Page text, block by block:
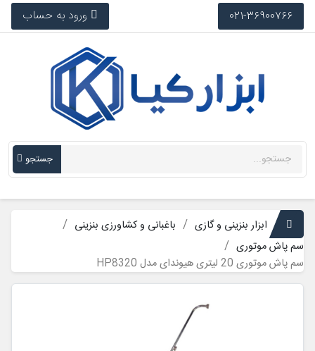
021-36900766 ورود به حساب
جستجو
ابزار بنزینی و گازی
باغبانی و کشاورزی بنزینی
سم پاش موتوری
سم پاش موتوری 20 لیتری هیوندای مدل HP8320